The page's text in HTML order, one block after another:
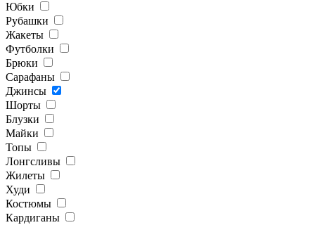
Юбки
Рубашки
Жакеты
Футболки
Брюки
Сарафаны
Джинсы
Шорты
Блузки
Майки
Топы
Лонгсливы
Жилеты
Худи
Костюмы
Кардиганы